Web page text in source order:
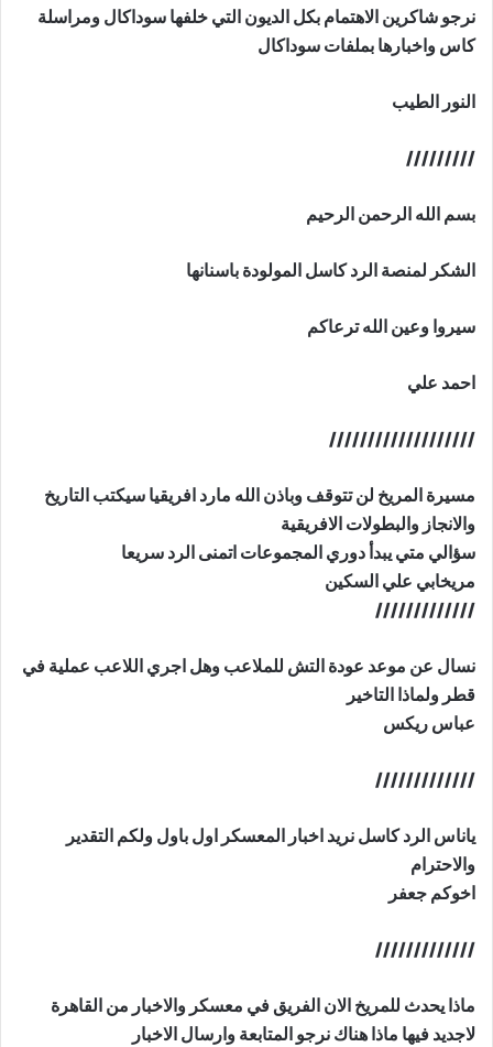
نرجو شاكرين الاهتمام بكل الديون التي خلفها سوداكال ومراسلة
كاس واخبارها بملفات سوداكال
النور الطيب
/////////
بسم الله الرحمن الرحيم
الشكر لمنصة الرد كاسل المولودة باسنانها
سيروا وعين الله ترعاكم
احمد علي
///////////////////
مسيرة المريخ لن تتوقف وباذن الله مارد افريقيا سيكتب التاريخ
والانجاز والبطولات الافريقية
سؤالي متي يبدأ دوري المجموعات اتمنى الرد سريعا
مريخابي علي السكين
/////////////
نسال عن موعد عودة التش للملاعب وهل اجري اللاعب عملية في
قطر ولماذا التاخير
عباس ريكس
/////////////
ياناس الرد كاسل نريد اخبار المعسكر اول باول ولكم التقدير
والاحترام
اخوكم جعفر
/////////////
ماذا يحدث للمريخ الان الفريق في معسكر والاخبار من القاهرة
لاجديد فيها ماذا هناك نرجو المتابعة وارسال الاخبار